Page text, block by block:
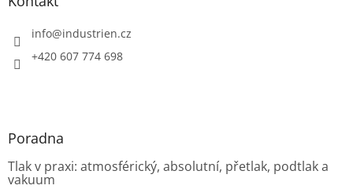
info@industrien.cz
+420 607 774 698
Poradna
Tlak v praxi: atmosférický, absolutní, přetlak, podtlak a
vakuum